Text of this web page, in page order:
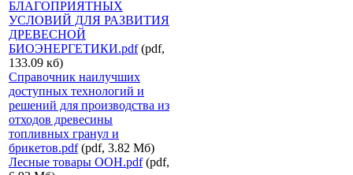
БЛАГОПРИЯТНЫХ
УСЛОВИЙ ДЛЯ РАЗВИТИЯ
ДРЕВЕСНОЙ
БИОЭНЕРГЕТИКИ.pdf(pdf,
133.09 кб)
Справочник наилучших
доступных технологий и
решений для производства из
отходов древесины
топливных гранул и
брикетов.pdf(pdf, 3.82 Мб)
Лесные товары ООН.pdf(pdf,